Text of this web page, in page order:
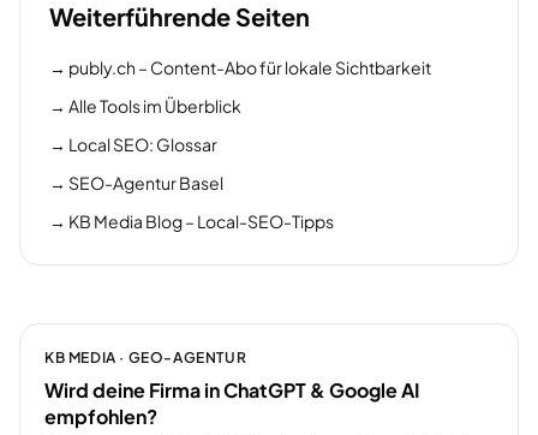
Weiterführende Seiten
→ publy.ch – Content-Abo für lokale Sichtbarkeit
→ Alle Tools im Überblick
→ Local SEO: Glossar
→ SEO-Agentur Basel
→ KB Media Blog – Local-SEO-Tipps
KB MEDIA · GEO-AGENTUR
Wird deine Firma in ChatGPT & Google AI
empfohlen?